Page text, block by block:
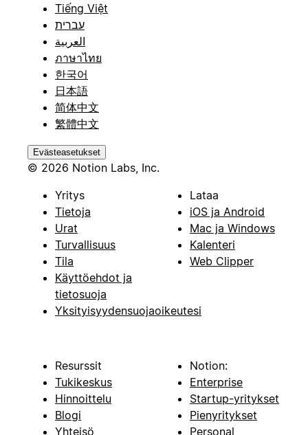
Tiếng Việt
עברית
العربية
ภาษาไทย
한국어
日本語
简体中文
繁體中文
Evästeasetukset
© 2026 Notion Labs, Inc.
Yritys
Tietoja
Urat
Turvallisuus
Tila
Käyttöehdot ja
tietosuoja
Yksityisyydensuojaoikeutesi
Lataa
iOS ja Android
Mac ja Windows
Kalenteri
Web Clipper
Resurssit
Tukikeskus
Hinnoittelu
Blogi
Yhteisö
Notion:
Enterprise
Startup-yritykset
Pienyritykset
Personal